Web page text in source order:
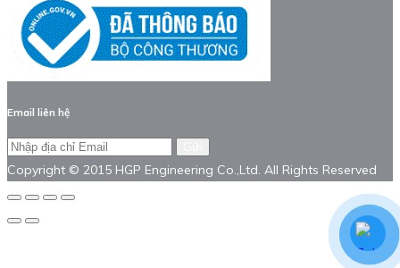
Email liên hệ
Copyright © 2015 HGP Engineering Co.,Ltd. All Rights Reserved